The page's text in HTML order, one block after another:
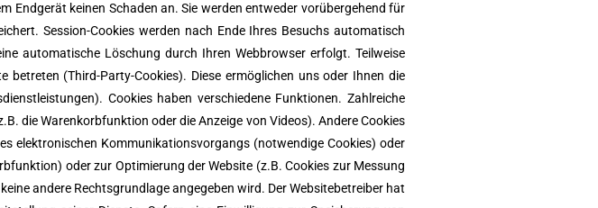
Endgerät keinen Schaden an. Sie werden entweder vorübergehend für
Session-Cookies werden nach Ende Ihres Besuchs automatisch
automatische Löschung durch Ihren Webbrowser erfolgt. Teilweise
(Third-Party-Cookies). Diese ermöglichen uns oder Ihnen die
Cookies haben verschiedene Funktionen. Zahlreiche
die Warenkorbfunktion oder die Anzeige von Videos). Andere Cookies
elektronischen Kommunikationsvorgangs (notwendige Cookies) oder
oder zur Optimierung der Website (z.B. Cookies zur Messung
andere Rechtsgrundlage angegeben wird. Der Websitebetreiber hat